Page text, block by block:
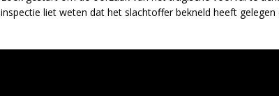
liet weten dat het slachtoffer bekneld heeft gelegen